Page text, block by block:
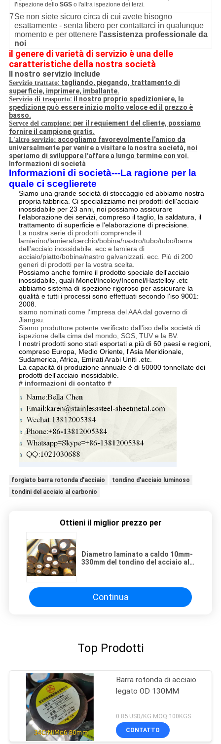
l'ispezione dello SGSo l'altra ispezione dei terzi.
7Se non siete sicuro circa di cui avete bisogno
esattamente - senta libero per contattarci in qualunque
momento e per ottenere l'assistenza professionale da
noi
il genere di varietà di servizio è una delle
caratteristiche della nostra società
Il nostro servizio include
Servizio trattato: tagliando, piegando, trattamento di
superficie, imprimere, imballante.
Servizio di trasporto: il nostro proprio spedizioniere, la
spedizione può essere inizio molto veloce ed il prezzo è
basso.
Servce del campione: per il requiement del cliente, possiamo
fornire il campione gratis.
L'altro servizio: accogliamo favorevolmente l'amico da
universalmente per venire a visitare la nostra società, noi
speriamo di sviluppare l'affare a lungo termine con voi.
Informazioni di società
Informazioni di società---La ragione per la
quale ci sceglierete
Siamo una grande società di stoccaggio ed abbiamo nostra
propria fabbrica. Ci specializziamo nei prodotti dell'acciaio
inossidabile per 23 anni, noi possiamo assicurare
l'elaborazione dei servizi, compreso il taglio, la saldatura, il
trattamento di superficie e l'elaborazione di precisione.
La nostra serie di prodotti comprende il
lamierino/lamiera/cerchio/bobina/nastro/tubo/tubo/barra
dell'acciaio inossidabile. ecc e lamiera di
acciaio/piatto/bobina/nastro galvanizzati. ecc. Più di 200
generi di prodotti per la vostra scelta.
Possiamo anche fornire il prodotto speciale dell'acciaio
inossidabile, quali Monel/Incoloy/Inconel/Hastelloy .etc
abbiamo sistema di ispezione rigoroso per assicurare la
qualità e tutti i processi sono effettuati secondo l'iso 9001:
2008.
siamo nominati come l'impresa del AAA dal governo di
Jiangsu.
Siamo produttore potente verificato dall'iso della società di
ispezione della cima del mondo, SGS, TUV e la BV.
I nostri prodotti sono stati esportati a più di 60 paesi e regioni,
compreso Europa, Medio Oriente, l'Asia Meridionale,
Sudamerica, Africa, Emirati Arabi Uniti .etc.
La capacità di produzione annuale è di 50000 tonnellate dei
prodotti dell'acciaio inossidabile.
# informazioni di contatto #
forgiato barra rotonda d'acciaio
tondino d'acciaio luminoso
tondini del acciaio al carbonio
Ottieni il miglior prezzo per
Diametro laminato a caldo 10mm-
330mm del tondino del acciaio al
Continua
Top Prodotti
Barra rotonda di acciaio
legato OD 130MM
0.85 USD/KG MOQ:100KGS
CONTATTO